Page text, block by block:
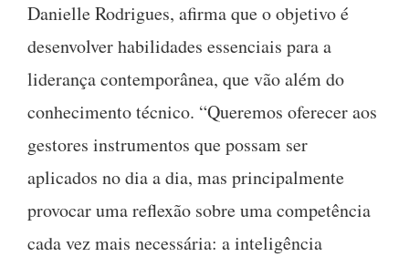
Danielle Rodrigues, afirma que o objetivo é
desenvolver habilidades essenciais para a
liderança contemporânea, que vão além do
conhecimento técnico. “Queremos oferecer aos
gestores instrumentos que possam ser
aplicados no dia a dia, mas principalmente
provocar uma reflexão sobre uma competência
cada vez mais necessária: a inteligência